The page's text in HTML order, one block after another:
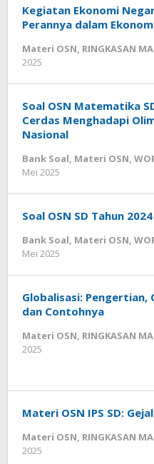
oleh
cermatpedia
Kegiatan Ekonomi
Perannya dalam
Materi OSN, RINGKASAN
2025
Soal OSN Matematika
Cerdas Menghadapi
Nasional
Bank Soal, Materi OSN,
Mei 2025
Soal OSN SD Tahun 2024
Bank Soal, Materi OSN,
Mei 2025
Globalisasi: Pengertian,
dan Contohnya
Materi OSN, RINGKASAN
2025
Materi OSN IPS SD:
Materi OSN, RINGKASAN
2025